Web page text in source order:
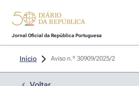
Jornal Oficial da República Portuguesa
Início Aviso n.º 30909/2025/2